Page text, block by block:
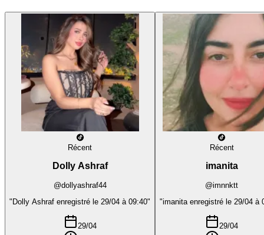
Récent
Dolly Ashraf
@dollyashraf44
"Dolly Ashraf enregistré le 29/04 à 09:40"
29/04
Récent
imanita
@imnnktt
"imanita enregistré le 29/04 à
29/04